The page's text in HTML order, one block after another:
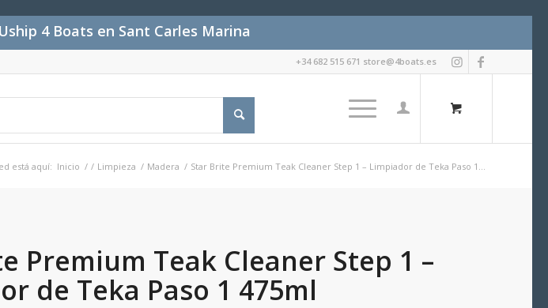
4 Boats en Sant Carles Marina
+34 682 515 671 store@4boats.es
está aquí: Inicio / / Limpieza / Madera / Star Brite Premium Teak Cleaner Step 1 – Limpiador de Teka Paso 1...
Premium Teak Cleaner Step 1 –
de Teka Paso 1 475ml